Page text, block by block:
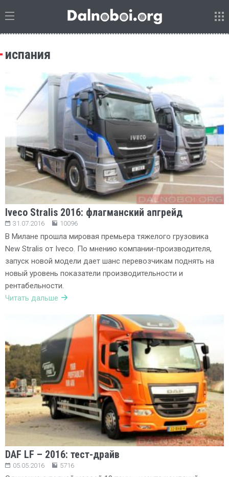
испания
Iveco Stralis 2016: флагманский апгрейд
31.07.2016 10096
В Милане прошла мировая премьера тяжелого грузовика
New Stralis от Iveco. По мнению компании-производителя,
запуск новой модели дает шанс перевозчикам поднять на
новый уровень показатели производительности и
рентабельности.
Читать дальше
DAF LF – 2016: тест-драйв
05.05.2016 5716